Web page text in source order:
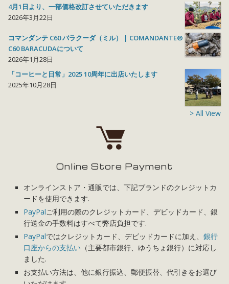
4月1日より、一部価格改訂させていただきます
2026年3月22日
コマンダンテ C60 バラクーダ（ミル） | COMANDANTE®
C60 BARACUDAについて
2026年1月28日
「コーヒーと日常」2025 10周年に出店いたします
2025年10月28日
> All View
Online Store Payment
オンラインストア・通販では、下記ブランドのクレジットカ
ードを使用できます.
PayPalご利用の際のクレジットカード、デビッドカード、銀
行送金の手数料はすべて弊店負担です.
PayPalではクレジットカード、デビッドカードに加え、 銀行
口座からの支払い（主要都市銀行、ゆうちょ銀行）に対応し
ました.
お支払い方法は、他に銀行振込、郵便振替、代引きをお選び